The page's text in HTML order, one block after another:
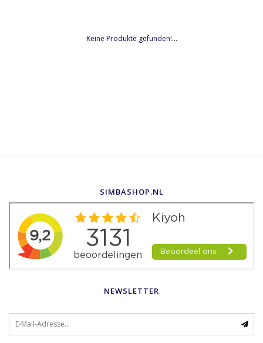
Keine Produkte gefunden!...
SIMBASHOP.NL
NEWSLETTER